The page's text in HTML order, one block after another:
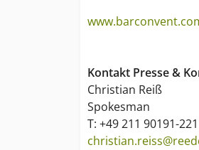
Kontakt Presse &
Christian Reiß
Spokesman
T: +49 211 90191-221